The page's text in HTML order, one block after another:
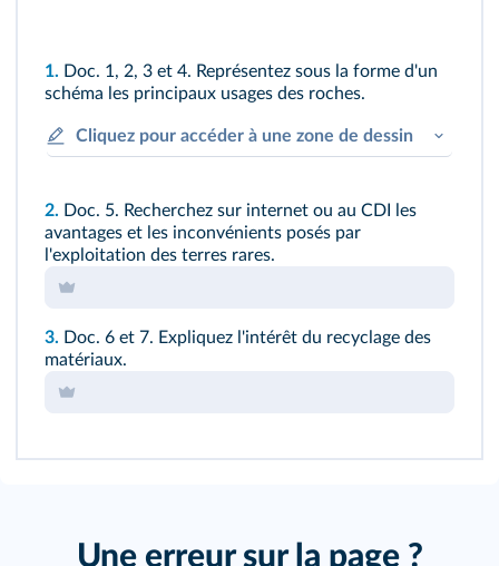
1. Doc. 1, 2, 3 et 4. Représentez sous la forme d'un
schéma les principaux usages des roches.
Cliquez pour accéder à une zone de dessin
2. Doc. 5. Recherchez sur internet ou au CDI les
avantages et les inconvénients posés par
l'exploitation des terres rares.
3. Doc. 6 et 7. Expliquez l'intérêt du recyclage des
matériaux.
Une erreur sur la page ?